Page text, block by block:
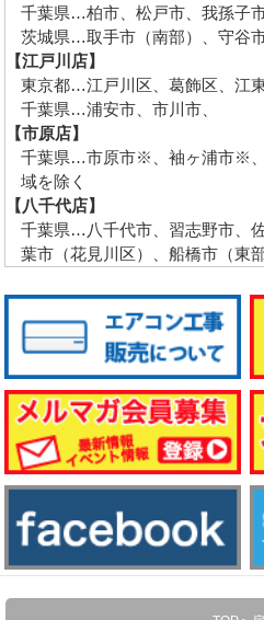
千葉県…柏市、松戸市、我孫子
茨城県…取手市（南部）、守谷市
【江戸川店】
東京都…江戸川区、葛飾区、江
千葉県…浦安市、市川市、
【市原店】
千葉県…市原市※、袖ヶ浦市※
域を除く
【八千代店】
千葉県…八千代市、習志野市、
葉市（花見川区）、船橋市（東